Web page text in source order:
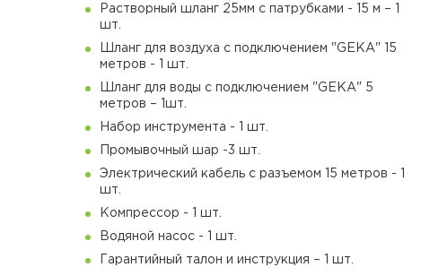
Растворный шланг 25мм с патрубками - 15 м – 1
шт.
Шланг для воздуха с подключением "GEKA" 15
метров - 1 шт.
Шланг для воды с подключением "GEKA" 5
метров – 1шт.
Набор инструмента - 1 шт.
Промывочный шар -3 шт.
Электрический кабель с разъемом 15 метров - 1
шт.
Компрессор - 1 шт.
Водяной насос - 1 шт.
Гарантийный талон и инструкция – 1 шт.